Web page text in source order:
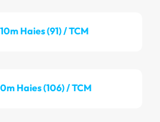
Haies (91) / TCM
Haies (106) / TCM